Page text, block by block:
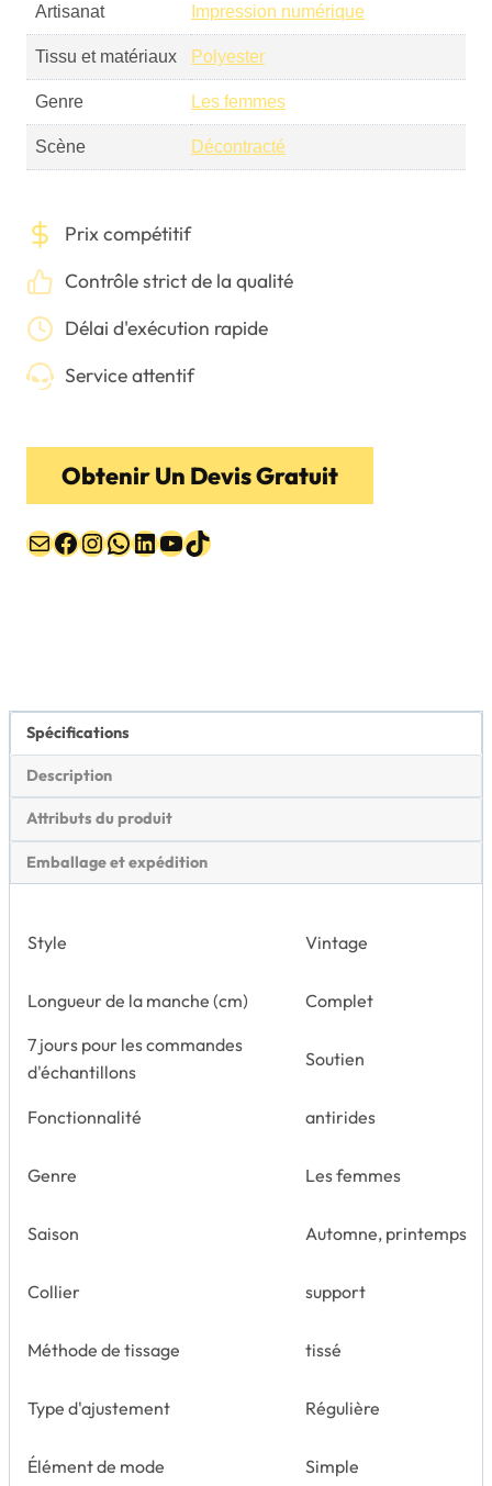
Artisanat Impression numérique
Tissu et matériaux Polyester
Genre Les femmes
Scène Décontracté
Prix compétitif
Contrôle strict de la qualité
Délai d'exécution rapide
Service attentif
Obtenir Un Devis Gratuit
E-mailFacebook
Instagram
WhatsApp
LinkedIn
YouTube
TikTok
Spécifications
Description
Attributs du produit
Emballage et expédition
Style Vintage
Longueur de la manche (cm)
Complet
7 jours pour les commandes
d'échantillons
Soutien
Fonctionnalité antirides
Genre Les femmes
Saison Automne, printemps
Collier support
Méthode de tissage tissé
Type d'ajustement Régulière
Élément de mode Simple